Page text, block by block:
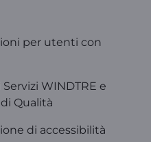
per utenti con
WINDTRE e
Qualità
di accessibilità